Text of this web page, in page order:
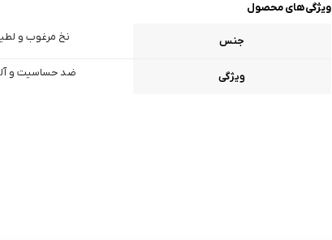
مایع استریل
ویژگی‌های محصول
جنس نخ مرغوب و
ویژگی ضد حساسیت و